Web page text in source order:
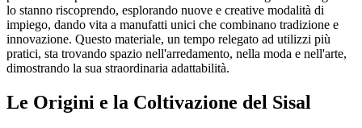
lo stanno riscoprendo, esplorando nuove e creative modalità di
impiego, dando vita a manufatti unici che combinano tradizione e
innovazione. Questo materiale, un tempo relegato ad utilizzi più
pratici, sta trovando spazio nell'arredamento, nella moda e nell'arte,
dimostrando la sua straordinaria adattabilità.
Le Origini e la Coltivazione del Sisal